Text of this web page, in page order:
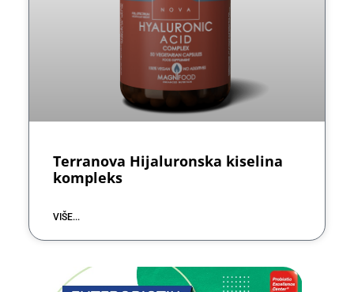
Terranova Hijaluronska kiselina
kompleks
VIŠE...